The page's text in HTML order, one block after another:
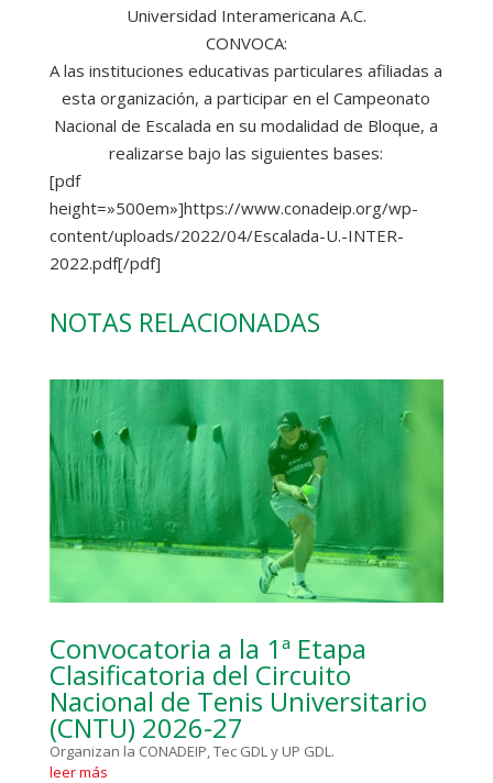
Universidad Interamericana A.C.
CONVOCA:
A las instituciones educativas particulares afiliadas a
esta organización, a participar en el Campeonato
Nacional de Escalada en su modalidad de Bloque, a
realizarse bajo las siguientes bases:
[pdf
height=»500em»]https://www.conadeip.org/wp-
content/uploads/2022/04/Escalada-U.-INTER-
2022.pdf[/pdf]
NOTAS RELACIONADAS
Convocatoria a la 1ª Etapa
Clasificatoria del Circuito
Nacional de Tenis Universitario
(CNTU) 2026-27
Organizan la CONADEIP, Tec GDL y UP GDL.
leer más